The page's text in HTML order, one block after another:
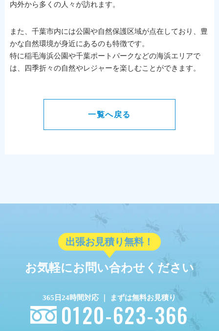
内外から多くの人々が訪れます。
また、千葉市内には公園や自然保護区域が点在しており、豊
かな自然環境が身近にあるのも特徴です。
特に稲毛海浜公園や千葉ポートパークなどの海浜エリアで
は、四季折々の自然やレジャーを楽しむことができます。
一覧へ戻る
出張お見積り無料！
お気軽にお問い合わせください
365日24時間対応 ｜ まずは無料お見積り
0120-623-366